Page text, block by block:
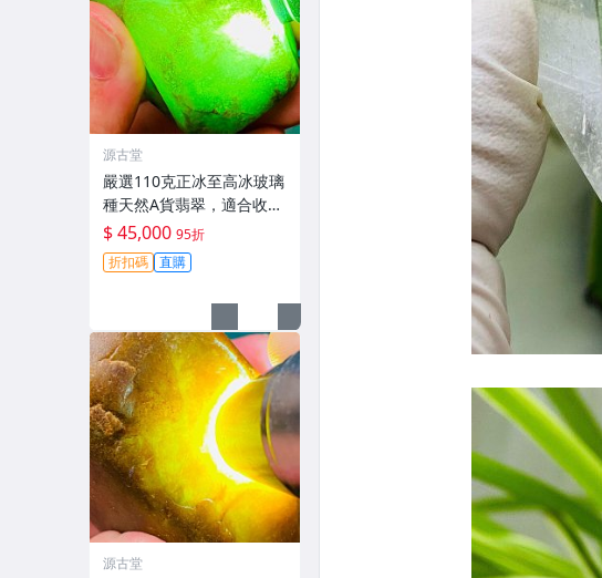
源古堂
嚴選110克正冰至高冰玻璃
種天然A貨翡翠，適合收藏
與把玩 天然A貨翡翠 玻璃
種 110克
$ 45,000 95折
折扣碼 直購
源古堂